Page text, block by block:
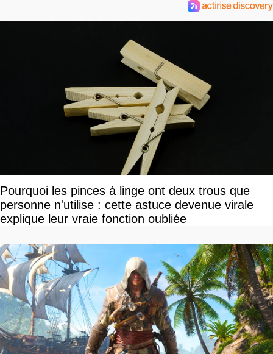
Pourquoi les pinces à linge ont deux trous que
personne n'utilise : cette astuce devenue virale
explique leur vraie fonction oubliée